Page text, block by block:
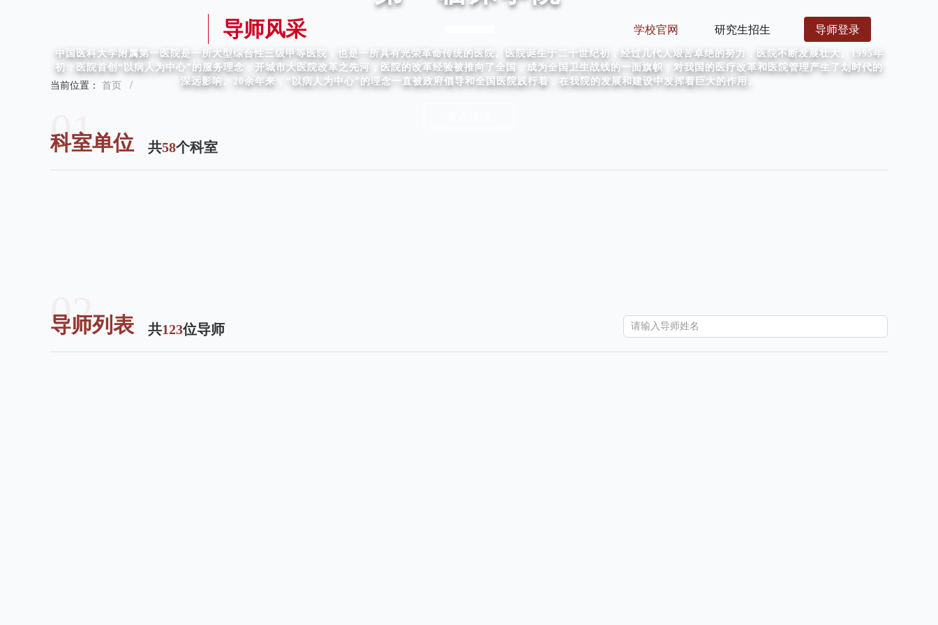
导师风采 学校官网 研究生招生 导师登录
中国医科大学附属第一医院是一所大型综合性三级甲等医院，也是一所具有光荣革命传统的医院。医院诞生于二十世纪初，经过几代人艰苦卓绝的努力，医院不断发展壮大。1995年
初，医院首创“以病人为中心”的服务理念，开城市大医院改革之先河，医院的改革经验被推向了全国，成为全国卫生战线的一面旗帜，对我国的医疗改革和医院管理产生了划时代的
深远影响。20余年来，“以病人为中心”的理念一直被政府倡导和全国医院践行着，在我院的发展和建设中发挥着巨大的作用。
当前位置： 首页 /
01
科室单位 共58个科室
02
导师列表 共123位导师